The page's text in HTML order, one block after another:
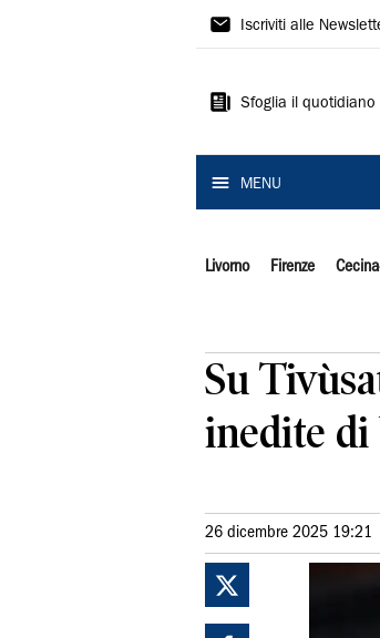
Il
Iscriviti alle
Sfoglia il quotidiano
MENU
Livorno Firenze
Su
inedite di
26 dicembre 2025 19:21